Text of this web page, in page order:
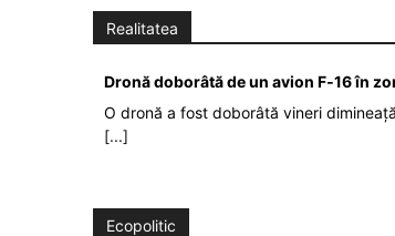
Realitatea
Dronă doborâtă de un avion F‑16 în
O dronă a fost doborâtă vineri
[...]
Ecopolitic